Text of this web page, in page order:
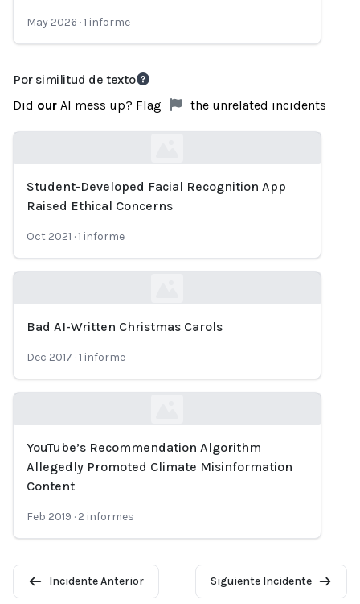
May 2026 ·1 informe
Por similitud de texto
Did our AI mess up? Flag the unrelated incidents
Loading...
Student-Developed Facial Recognition App
Raised Ethical Concerns
Oct 2021 ·1 informe
Bad AI-Written Christmas Carols
Dec 2017 ·1 informe
Loading...
YouTube’s Recommendation Algorithm
Allegedly Promoted Climate Misinformation
Content
Feb 2019 · 2 informes
Incidente Anterior Siguiente Incidente